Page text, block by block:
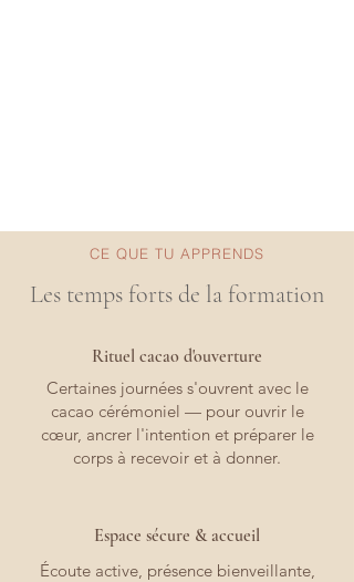
CE QUE TU APPRENDS
Les temps forts de la formation
Rituel cacao d'ouverture
Certaines journées s'ouvrent avec le
cacao cérémoniel — pour ouvrir le
cœur, ancrer l'intention et préparer le
corps à recevoir et à donner.
Espace sécure & accueil
Écoute active, présence bienveillante,